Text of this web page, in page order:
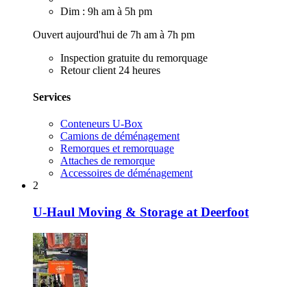
Dim : 9h am à 5h pm
Ouvert aujourd'hui de 7h am à 7h pm
Inspection gratuite du remorquage
Retour client 24 heures
Services
Conteneurs U-Box
Camions de déménagement
Remorques et remorquage
Attaches de remorque
Accessoires de déménagement
2
U-Haul Moving & Storage at Deerfoot